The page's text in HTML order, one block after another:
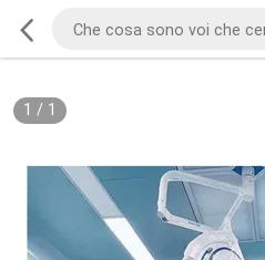
1 / 1